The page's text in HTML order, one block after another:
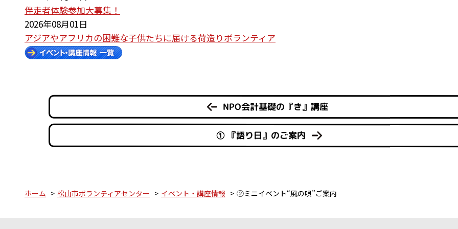
伴走者体験参加大募集！
2026年08月01日
アジアやアフリカの困難な子供たちに届ける荷造りボランティア
NPO会計基礎の『き』講座
① 『語り日』のご案内
ホーム 松山市ボランティアセンター イベント・講座情報 ②ミニイベント“風の唄”ご案内